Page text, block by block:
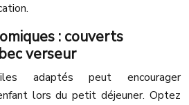
: couverts
verseur
adaptés peut encourager
lors du petit déjeuner. Optez